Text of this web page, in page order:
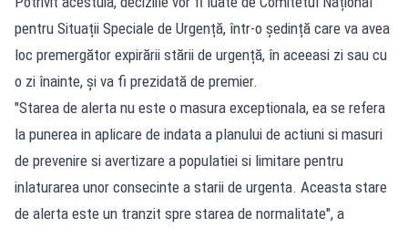
pentru Situații Speciale de Urgență, într-o ședință care va avea
loc premergător expirării stării de urgență, în aceeasi zi sau cu
o zi înainte, și va fi prezidată de premier.
"Starea de alerta nu este o masura exceptionala, ea se refera
la punerea in aplicare de indata a planului de actiuni si masuri
de prevenire si avertizare a populatiei si limitare pentru
inlaturarea unor consecinte a starii de urgenta. Aceasta stare
de alerta este un tranzit spre starea de normalitate", a